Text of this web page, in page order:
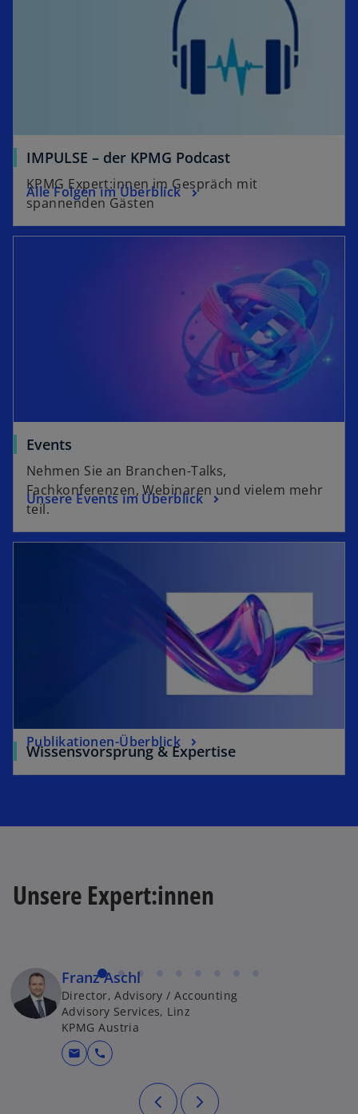
ö
f
n
e
t
IMPULSE – der KPMG Podcast
KPMG Expert:innen im Gespräch mit
spannenden Gästen
Alle Folgen im Überblick
Events
Nehmen Sie an Branchen-Talks,
Fachkonferenzen, Webinaren und vielem mehr
teil.
Unsere Events im Überblick
Wissensvorsprung & Expertise
Publikationen-Überblick
Unsere Expert:innen
Franz Aschl
Director, Advisory / Accounting
Advisory Services, Linz
KPMG Austria
mail call